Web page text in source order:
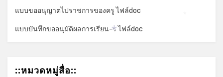
แบบขออนุญาตไปราชการของครู ไฟล์doc
แบบบันทึกขออนุมัติผลการเรียน-ร ไฟล์doc
::หมวดหมู่สื่อ::